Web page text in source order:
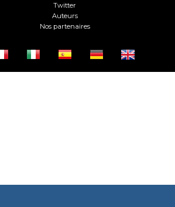
Twitter
Auteurs
Nos partenaires